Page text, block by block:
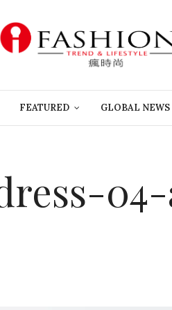
FEATURED GLOBAL NEWS
04-